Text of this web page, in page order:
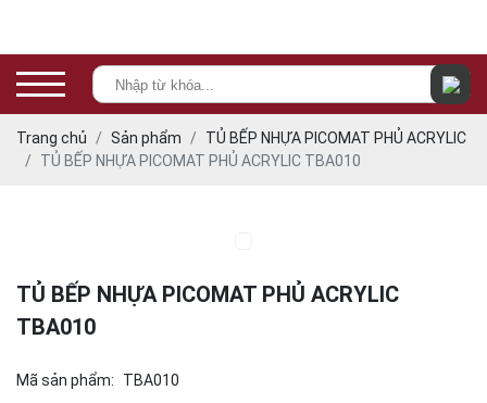
Trang chủ Sản phẩm
TỦ BẾP NHỰA PICOMAT PHỦ ACRYLIC
TỦ BẾP NHỰA PICOMAT PHỦ ACRYLIC TBA010
TỦ BẾP NHỰA PICOMAT PHỦ ACRYLIC
TBA010
Mã sản phẩm: TBA010